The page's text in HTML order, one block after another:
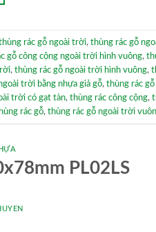
rác gỗ ngoài trời, thùng rác gỗ
gỗ công cộng ngoài trời hình vuông,
, thùng rác gỗ ngoài trời hình vuông,
trời bằng nhựa giả gỗ, thùng rác
trời có gạt tàn, thùng rác công cộng,
rác gỗ, thùng rác gỗ ngoài trời
PL02LS